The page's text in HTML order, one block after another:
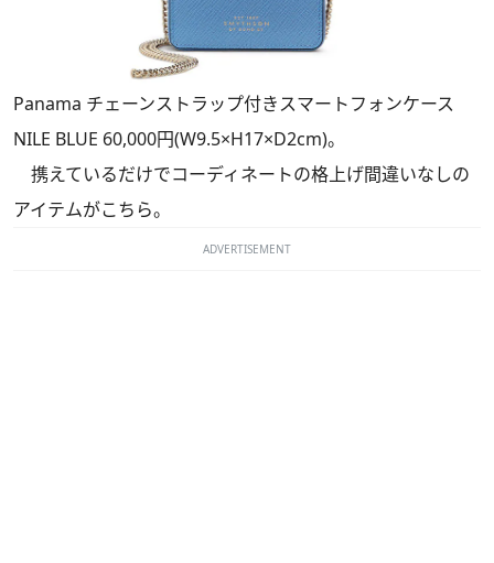
Panama チェーンストラップ付きスマートフォンケース
NILE BLUE 60,000円(W9.5×H17×D2cm)。
携えているだけでコーディネートの格上げ間違いなしの
アイテムがこちら。
ADVERTISEMENT